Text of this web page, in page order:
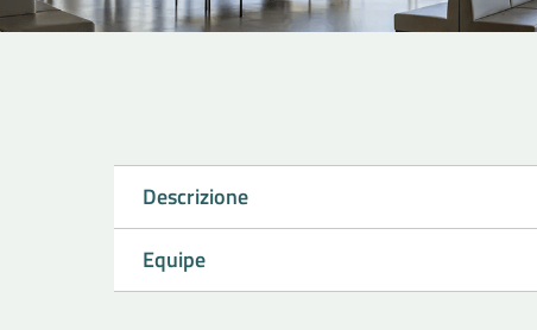
Descrizione
Equipe